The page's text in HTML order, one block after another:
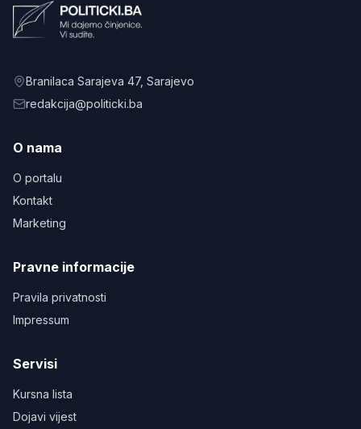
Branilaca Sarajeva 47, Sarajevo
redakcija@politicki.ba
O nama
O portalu
Kontakt
Marketing
Pravne informacije
Pravila privatnosti
Impressum
Servisi
Kursna lista
Dojavi vijest